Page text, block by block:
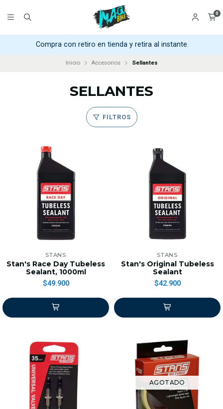
0
Compra con retiro en tienda y retira al instante
Inicio Accesorios Sellantes
SELLANTES
FILTROS
STANS
Stan's Race Day Tubeless
Sealant, 1000ml
$49.900
STANS
Stan's Original Tubeless
Sealant
$42.900
AGOTADO